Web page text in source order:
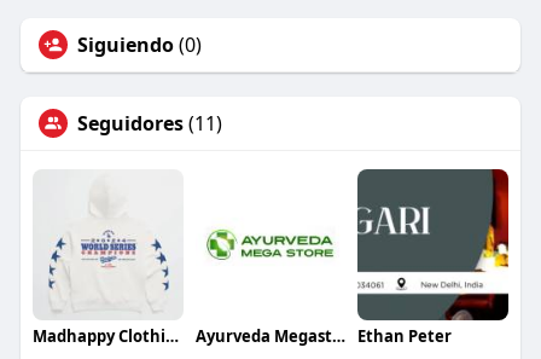
Siguiendo(0)
Seguidores(11)
Madhappy Clothing Ayurveda Megastore Ethan Peter